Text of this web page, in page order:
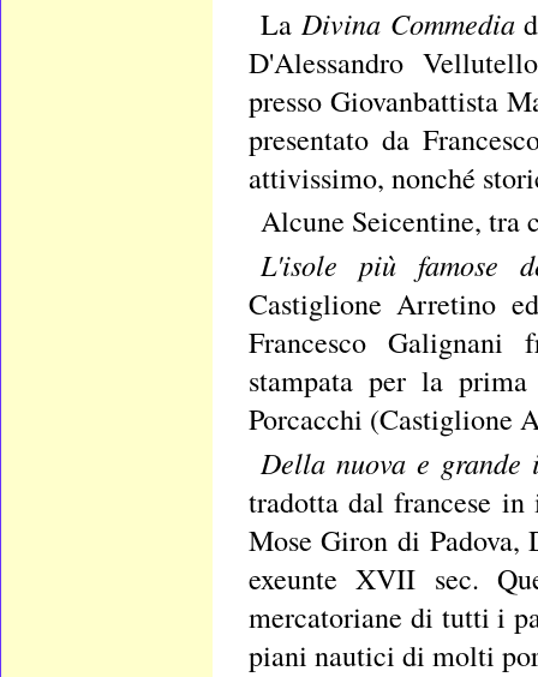
La Divina Commedia
D'Alessandro
presso Giovanbattista
presentato da
attivissimo, nonché
Alcune Seicentine, tra
L'isole più famose
Castiglione Arretino
Francesco Galignani
stampata per la
Porcacchi (Castiglione
Della nuova e grande
tradotta dal francese
Mose Giron di Padova,
exeunte XVII sec.
mercatoriane di tutti i
piani nautici di molti